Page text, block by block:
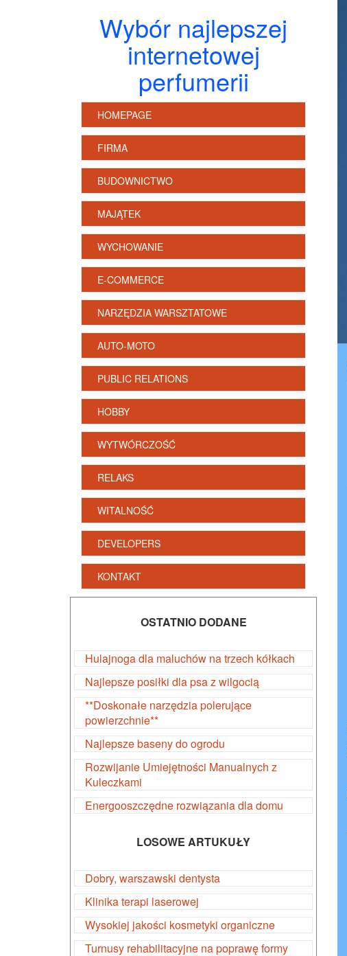
Wybór najlepszej
internetowej
perfumerii
HOMEPAGE
FIRMA
BUDOWNICTWO
MAJĄTEK
WYCHOWANIE
E-COMMERCE
NARZĘDZIA WARSZTATOWE
AUTO-MOTO
PUBLIC RELATIONS
HOBBY
WYTWÓRCZOŚĆ
RELAKS
WITALNOŚĆ
DEVELOPERS
KONTAKT
OSTATNIO DODANE
Hulajnoga dla maluchów na trzech kółkach
Najlepsze posiłki dla psa z wilgocią
**Doskonałe narzędzia polerujące
powierzchnie**
Najlepsze baseny do ogrodu
Rozwijanie Umiejętności Manualnych z
Kuleczkami
Energooszczędne rozwiązania dla domu
LOSOWE ARTUKUŁY
Dobry, warszawski dentysta
Klinika terapi laserowej
Wysokiej jakości kosmetyki organiczne
Turnusy rehabilitacyjne na poprawę formy